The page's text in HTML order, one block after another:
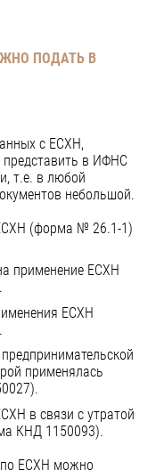
ПОДАТЬ В
с ЕСХН,
представить в ИФНС
т.е. в любой
небольшой.
(форма № 26.1-1)
применение ЕСХН
ЕСХН
применялась
в связи с утратой
КНД 1150093).
по ЕСХН можно